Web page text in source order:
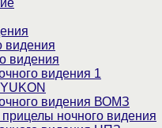
видения
видения
видения 1
видения ВОМЗ
ночного видения